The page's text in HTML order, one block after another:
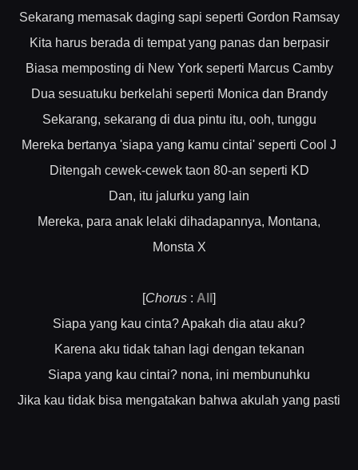
Sekarang memasak daging sapi seperti Gordon Ramsay
Kita harus berada di tempat yang panas dan berpasir
Biasa memposting di New York seperti Marcus Camby
Dua sesuatuku berkelahi seperti Monica dan Brandy
Sekarang, sekarang di dua pintu itu, ooh, tunggu
Mereka bertanya 'siapa yang kamu cintai' seperti Cool J
Ditengah cewek-cewek taon 80-an seperti KD
Dan, itu jalurku yang lain
Mereka, para anak lelaki dihadapannya, Montana,
Monsta X
[Chorus : All ]
Siapa yang kau cinta? Apakah dia atau aku?
Karena aku tidak tahan lagi dengan tekanan
Siapa yang kau cintai? nona, ini membunuhku
Jika kau tidak bisa mengatakan bahwa akulah yang pasti